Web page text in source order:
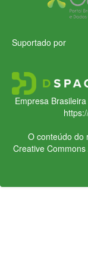
Suportado por
Empresa
O conteúdo do
Creative Commons